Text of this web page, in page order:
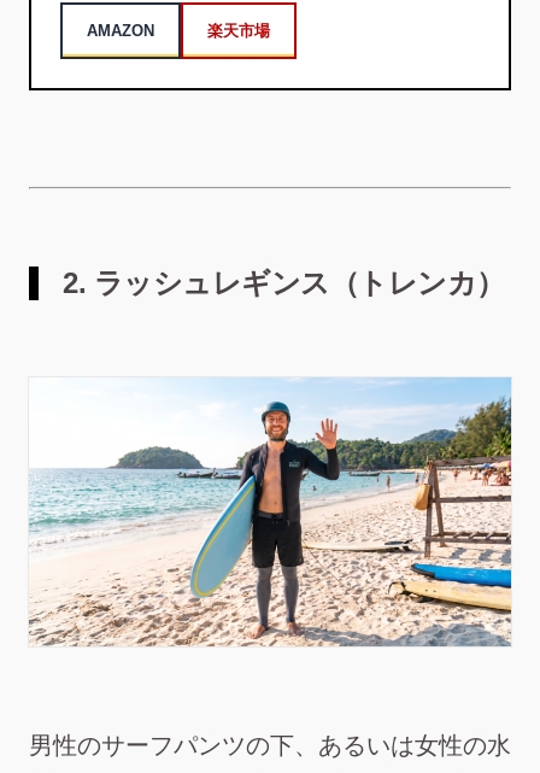
AMAZON 楽天市場
2. ラッシュレギンス（トレンカ）
男性のサーフパンツの下、あるいは女性の水